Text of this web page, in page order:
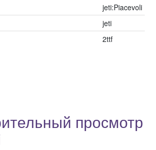
jeti:Piacevoli
jeti
2ttf
просмотр